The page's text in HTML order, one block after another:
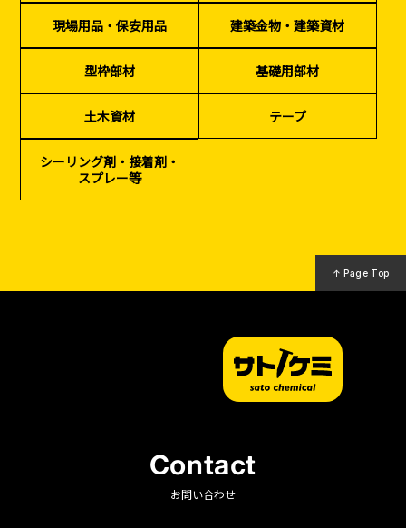
カタログダウンロード
イベント設置・
災害、台風対策
（リサイクル）
現場用品・保安用品 建築金物・建築資材
型枠部材 基礎用部材
土木資材 テープ
シーリング剤・接着剤・
スプレー等
↑ Page Top
Contact
お問い合わせ